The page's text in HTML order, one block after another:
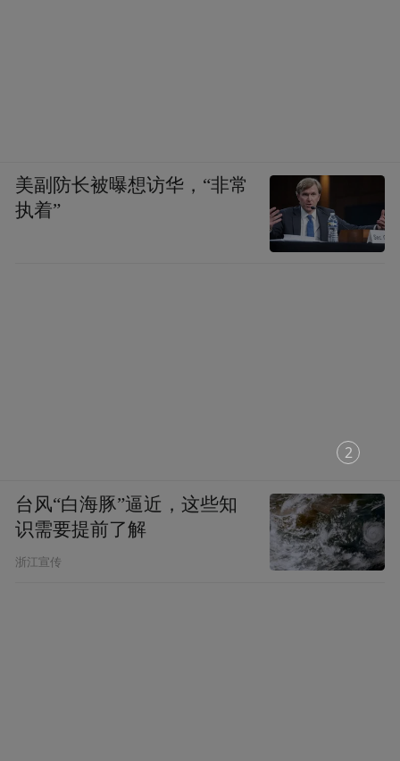
1
美副防长被曝想访华，“非常
执着”
台风“白海豚”逼近，这些知
识需要提前了解
浙江宣传